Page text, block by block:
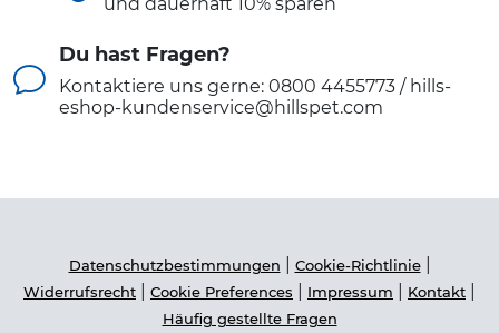
Du hast Fragen?
Kontaktiere uns gerne: 0800 4455773 / hills-
eshop-kundenservice@hillspet.com
Datenschutzbestimmungen Cookie-Richtlinie|
Widerrufsrecht Cookie Preferences Impressum Kontakt
Häufig gestellte Fragen